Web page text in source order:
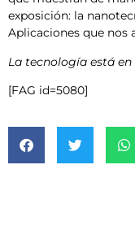
exposición: la
Aplicaciones que nos
La tecnología está
[FAG id=5080]